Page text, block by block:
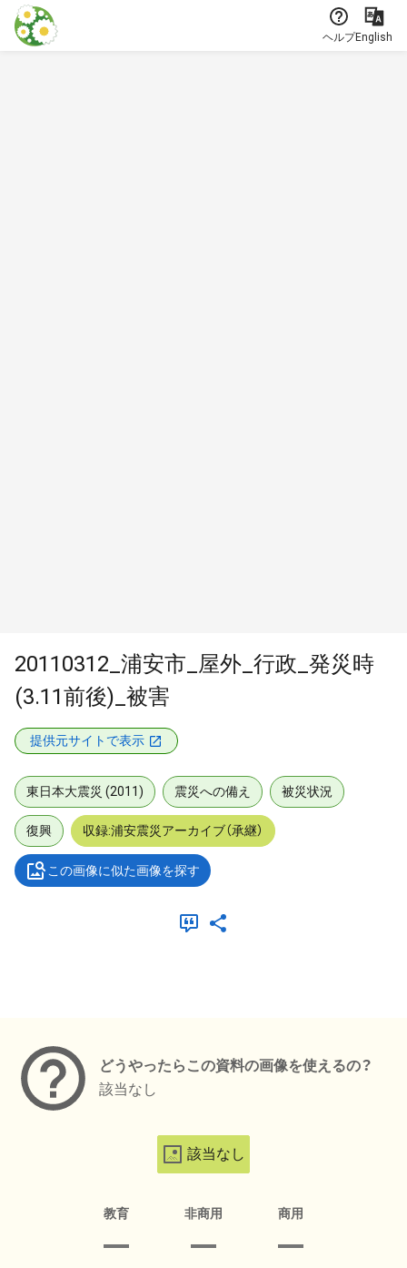
本文に飛ぶ
ヘルプEnglish
20110312_浦安市_屋外_行政_発災時
(3.11前後)_被害
提供元サイトで表示
東日本大震災 (2011) 震災への備え 被災状況
復興 収録:浦安震災アーカイブ（承継）
この画像に似た画像を探す
どうやったらこの資料の画像を使えるの？
該当なし
該当なし
教育 非商用 商用